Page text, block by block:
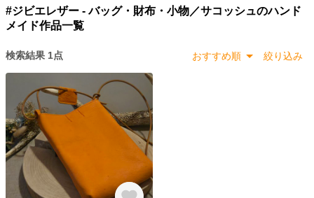
#ジビエレザー -バッグ・財布・小物／サコッシュのハンド
メイド作品一覧
おすすめ順 絞り込み
検索結果 1点